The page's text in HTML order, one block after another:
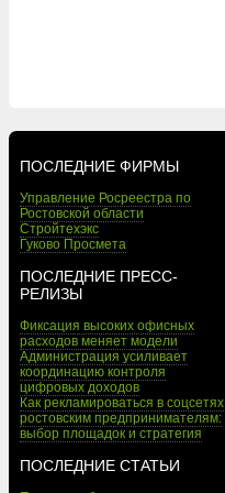
ПОСЛЕДНИЕ ФИРМЫ
Управление Росреестра по
Ростовской области
Стройтехэкс
Гуково Просмета
ПОСЛЕДНИЕ ПРЕСС-
РЕЛИЗЫ
Фиксация высоких офисных
расходов меняет модели
Администрация усиливает
координацию контроля
цифровых доходов
Как рекламироваться в соцсетях
ростовским предпринимателям:
выбор площадок и стратегия
ПОСЛЕДНИЕ СТАТЬИ